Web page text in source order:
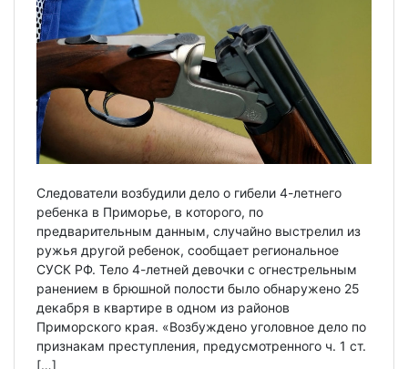
Следователи возбудили дело о гибели 4-летнего
ребенка в Приморье, в которого, по
предварительным данным, случайно выстрелил из
ружья другой ребенок, сообщает региональное
СУСК РФ. Тело 4-летней девочки с огнестрельным
ранением в брюшной полости было обнаружено 25
декабря в квартире в одном из районов
Приморского края. «Возбуждено уголовное дело по
признакам преступления, предусмотренного ч. 1 ст.
[…]